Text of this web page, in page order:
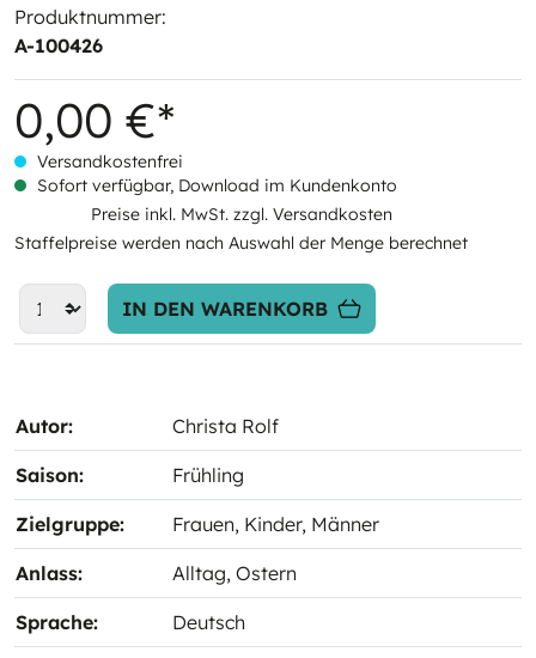
Produktnummer:
A-100426
0,00 €*
Versandkostenfrei
Sofort verfügbar, Download im Kundenkonto
Preise inkl. MwSt. zzgl. Versandkosten
Staffelpreise werden nach Auswahl der Menge berechnet
IN DEN WARENKORB
Autor: Christa Rolf
Saison: Frühling
Zielgruppe: Frauen, Kinder, Männer
Anlass: Alltag, Ostern
Sprache: Deutsch